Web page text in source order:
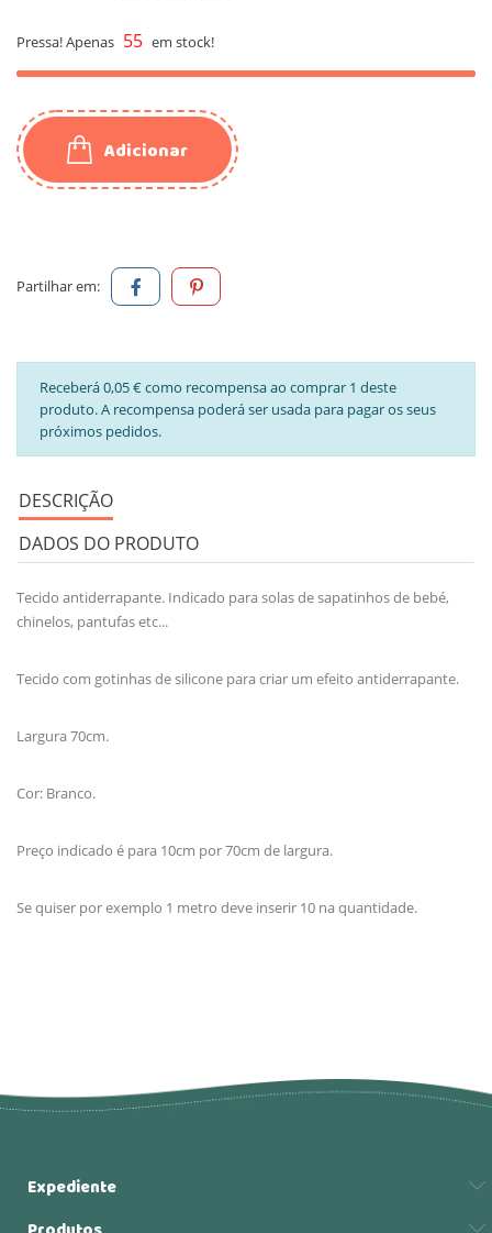
Pressa! Apenas 55 em stock!
Adicionar
Partilhar em:
Receberá 0,05 € como recompensa ao comprar 1 deste
produto. A recompensa poderá ser usada para pagar os seus
próximos pedidos.
DESCRIÇÃO
DADOS DO PRODUTO
Tecido antiderrapante. Indicado para solas de sapatinhos de bebé,
chinelos, pantufas etc...
Tecido com gotinhas de silicone para criar um efeito antiderrapante.
Largura 70cm.
Cor: Branco.
Preço indicado é para 10cm por 70cm de largura.
Se quiser por exemplo 1 metro deve inserir 10 na quantidade.
Expediente